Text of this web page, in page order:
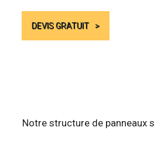
DEVIS GRATUIT
Notre structure de panneaux